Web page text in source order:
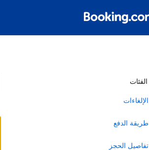
الفئات
الإلغاءات
طريقة الدفع
تفاصيل الحجز